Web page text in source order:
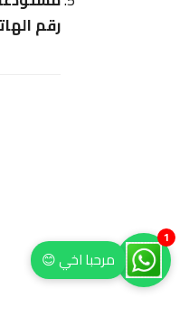
رقم
1
مرحبا اخي 😊